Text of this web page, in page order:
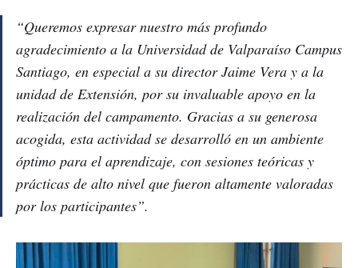
“Queremos expresar nuestro más profundo
agradecimiento a la Universidad de Valparaíso Campus
Santiago, en especial a su director Jaime Vera y a la
unidad de Extensión, por su invaluable apoyo en la
realización del campamento. Gracias a su generosa
acogida, esta actividad se desarrolló en un ambiente
óptimo para el aprendizaje, con sesiones teóricas y
prácticas de alto nivel que fueron altamente valoradas
por los participantes”.